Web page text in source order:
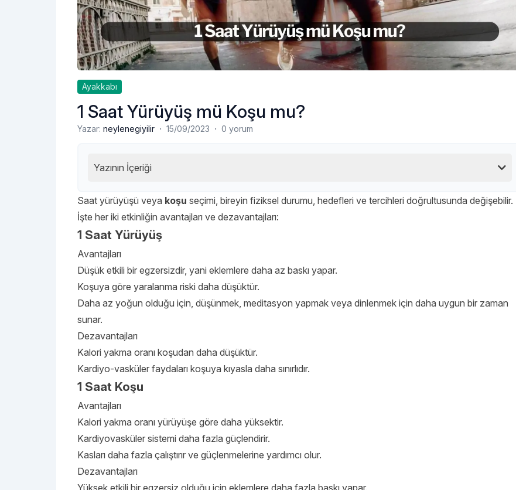
Ayakkabı
1 Saat Yürüyüş mü Koşu mu?
Yazar: neylenegiyilir · 15/09/2023 · 0 yorum
Yazının İçeriği
Saat yürüyüşü veya koşu seçimi, bireyin fiziksel durumu, hedefleri ve tercihleri doğrultusunda değişebilir.
İşte her iki etkinliğin avantajları ve dezavantajları:
1 Saat Yürüyüş
Avantajları
Düşük etkili bir egzersizdir, yani eklemlere daha az baskı yapar.
Koşuya göre yaralanma riski daha düşüktür.
Daha az yoğun olduğu için, düşünmek, meditasyon yapmak veya dinlenmek için daha uygun bir zaman
sunar.
Dezavantajları
Kalori yakma oranı koşudan daha düşüktür.
Kardiyo-vasküler faydaları koşuya kıyasla daha sınırlıdır.
1 Saat Koşu
Avantajları
Kalori yakma oranı yürüyüşe göre daha yüksektir.
Kardiyovasküler sistemi daha fazla güçlendirir.
Kasları daha fazla çalıştırır ve güçlenmelerine yardımcı olur.
Dezavantajları
Yüksek etkili bir egzersiz olduğu için eklemlere daha fazla baskı yapar.